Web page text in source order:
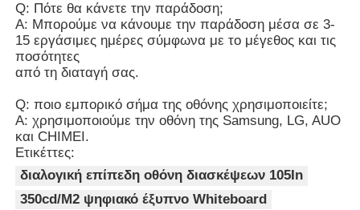
Q: Πότε θα κάνετε την παράδοση;
Α: Μπορούμε να κάνουμε την παράδοση μέσα σε 3-
15 εργάσιμες ημέρες σύμφωνα με το μέγεθος και τις
ποσότητες
από τη διαταγή σας.
Q: ποιο εμπορικό σήμα της οθόνης χρησιμοποιείτε;
Α: χρησιμοποιούμε την οθόνη της Samsung, LG, AUO
και CHIMEI.
Ετικέττες:
διαλογική επίπεδη οθόνη διασκέψεων 105In
350cd/M2 ψηφιακό έξυπνο Whiteboard